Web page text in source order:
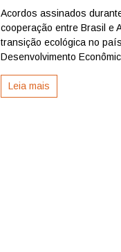
Acordos assinados
cooperação entre Brasil e
transição ecológica no
Desenvolvimento
Leia mais